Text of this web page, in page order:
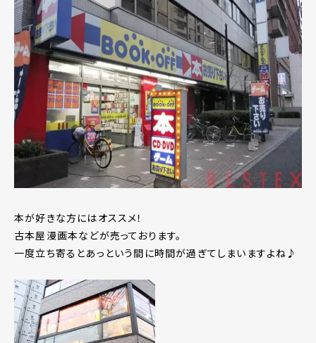
本が好きな方にはオススメ！
古本屋漫画本などが売っております。
一度立ち寄るとあっという間に時間が過ぎてしまいますよね♪